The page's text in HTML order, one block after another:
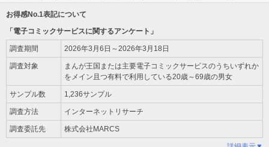
お得感No.1表記について
「電子コミックサービスに関するアンケート」
調査期間 2026年3月6日～2026年3月18日
調査対象
まんが王国または主要電子コミックサービスのうちいずれか
をメイン且つ有料で利用している20歳～69歳の男女
サンプル数 1,236サンプル
調査方法 インターネットリサーチ
調査委託先 株式会社MARCS